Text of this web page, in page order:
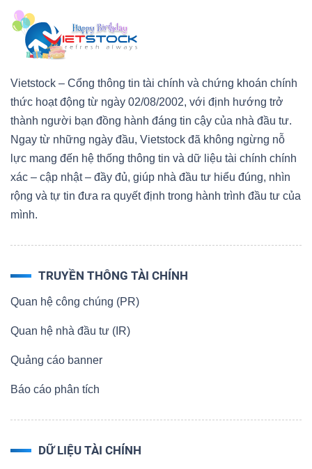
Vietstock – Cổng thông tin tài chính và chứng khoán chính
thức hoạt động từ ngày 02/08/2002, với định hướng trở
thành người bạn đồng hành đáng tin cậy của nhà đầu tư.
Ngay từ những ngày đầu, Vietstock đã không ngừng nỗ
lực mang đến hệ thống thông tin và dữ liệu tài chính chính
xác – cập nhật – đầy đủ, giúp nhà đầu tư hiểu đúng, nhìn
rộng và tự tin đưa ra quyết định trong hành trình đầu tư của
mình.
TRUYỀN THÔNG TÀI CHÍNH
Quan hệ công chúng (PR)
Quan hệ nhà đầu tư (IR)
Quảng cáo banner
Báo cáo phân tích
DỮ LIỆU TÀI CHÍNH